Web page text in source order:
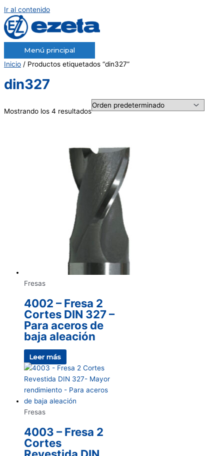
Ir al contenido
Menú principal
Inicio / Productos etiquetados “din327”
din327
Mostrando los 4 resultados
Fresas
4002 – Fresa 2
Cortes DIN 327 –
Para aceros de
baja aleación
Leer más
Fresas
4003 – Fresa 2
Cortes